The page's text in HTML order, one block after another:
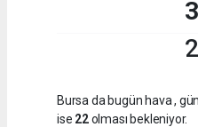
Bursa da bugün hava,
ise 22olması bekleniyor.